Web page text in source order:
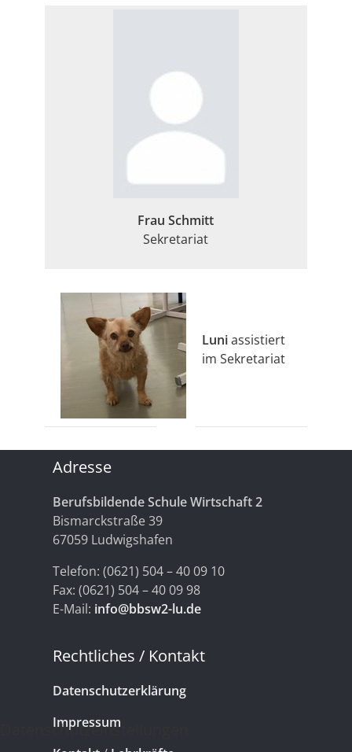
Frau Schmitt
Sekretariat
Luniassistiert
im Sekretariat
Adresse
Berufsbildende Schule Wirtschaft 2
Bismarckstraße 39
67059 Ludwigshafen
Telefon: (0621) 504 – 40 09 10
Fax: (0621) 504 – 40 09 98
E-Mail: info@bbsw2-lu.de
Rechtliches / Kontakt
Datenschutzerklärung
Impressum
Datenschutzeinstellungen